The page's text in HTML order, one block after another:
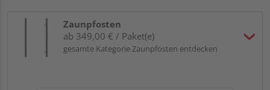
Zaunpfosten
ab 349,00 € / Paket(e)
gesamte Kategorie Zaunpfosten entdecken